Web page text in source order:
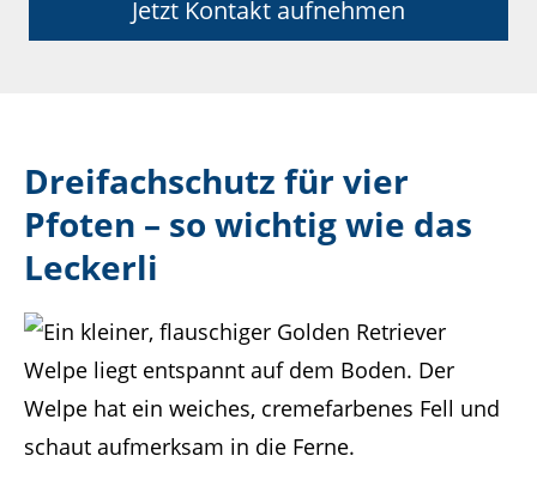
Jetzt Kontakt aufnehmen
Dreifachschutz für vier
Pfoten – so wichtig wie das
Leckerli